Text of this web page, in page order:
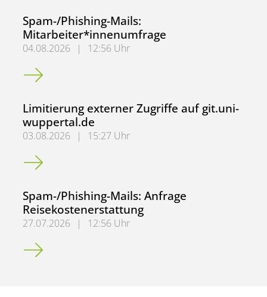
Spam-/Phishing-Mails:
Mitarbeiter*innenumfrage
04.08.2026 |
12:56 Uhr
Spam-/Phishing-Mails: Mitarbeiter*innenumfrage
Limitierung externer Zugriffe auf git.uni-
wuppertal.de
03.08.2026 |
15:27 Uhr
Limitierung externer Zugriffe auf git.uni-wuppertal.de
Spam-/Phishing-Mails: Anfrage
Reisekostenerstattung
27.07.2026 |
12:56 Uhr
Spam-/Phishing-Mails: Anfrage Reisekostenerstattung